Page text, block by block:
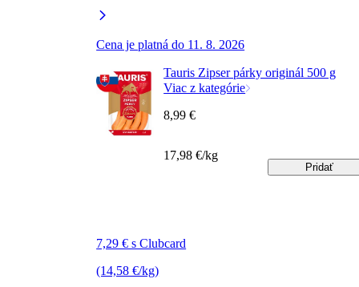
Cena je platná do 11. 8. 2026
Tauris Zipser párky originál 500 g
Viac z kategórie
7,29 € s Clubcard
(14,58 €/kg)
8,99 €
17,98 €/kg
Pridať